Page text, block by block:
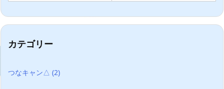
カテゴリー
つなキャン△ (2)